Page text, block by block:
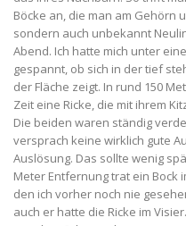
Böcke an, die man am Gehörn
sondern auch unbekannt
Abend. Ich hatte mich unter
gespannt, ob sich in der tief
der Fläche zeigt. In rund 150
Zeit eine Ricke, die mit ihrem
Die beiden waren ständig
versprach keine wirklich gute
Auslösung. Das sollte wenig
Meter Entfernung trat ein Bock
den ich vorher noch nie
auch er hatte die Ricke im